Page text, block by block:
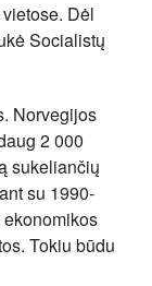
Dėl
Socialistų
Norvegijos
2 000
sukeliančių
su 1990-
Tokiu būdu